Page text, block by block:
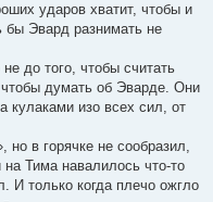
ударов хватит, чтобы и
Эвард разнимать не
до того, чтобы считать
думать об Эварде. Они
кулаками изо всех сил, от
в горячке не сообразил,
на Тима навалилось что-то
И только когда плечо ожгло